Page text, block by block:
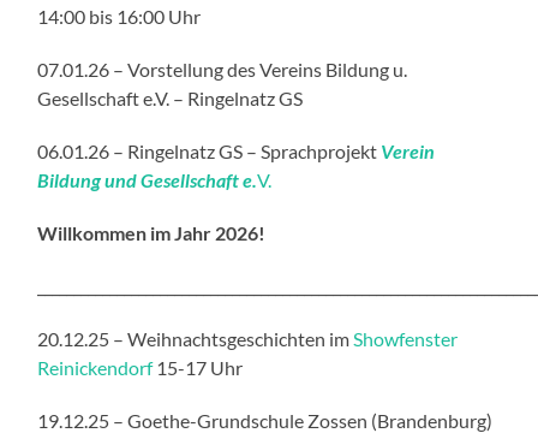
14:00 bis 16:00 Uhr
07.01.26 – Vorstellung des Vereins Bildung u.
Gesellschaft e.V. – Ringelnatz GS
06.01.26 – Ringelnatz GS – Sprachprojekt Verein
Bildung und Gesellschaft e.V.
Willkommen im Jahr 2026!
20.12.25 – Weihnachtsgeschichten im Showfenster
Reinickendorf 15-17 Uhr
19.12.25 – Goethe-Grundschule Zossen (Brandenburg)